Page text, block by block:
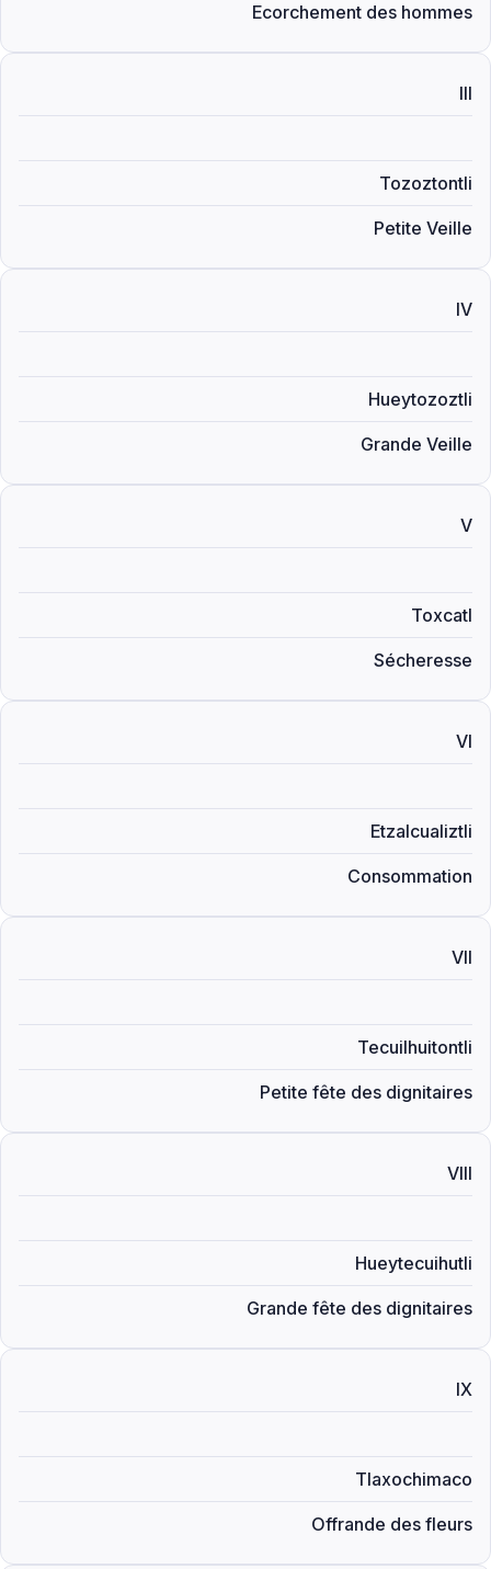
Ecorchement des hommes
III
Tozoztontli
Petite Veille
IV
Hueytozoztli
Grande Veille
V
Toxcatl
Sécheresse
VI
Etzalcualiztli
Consommation
VII
Tecuilhuitontli
Petite fête des dignitaires
VIII
Hueytecuihutli
Grande fête des dignitaires
IX
Tlaxochimaco
Offrande des fleurs